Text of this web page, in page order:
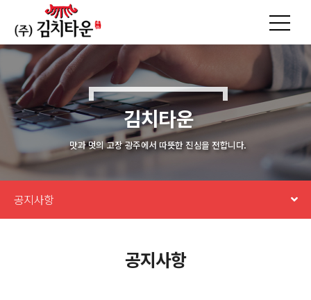
김치타운
맛과 멋의 고장 광주에서 따뜻한 진심을 전합니다.
공지사항
공지사항